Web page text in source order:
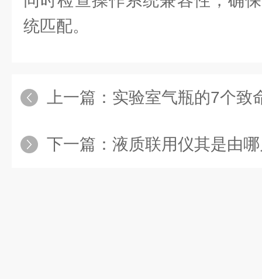
统匹配。
上一篇： 实验室气瓶的7个致
下一篇： 液质联用仪其是由